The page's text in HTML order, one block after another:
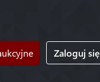
Zaloguj się